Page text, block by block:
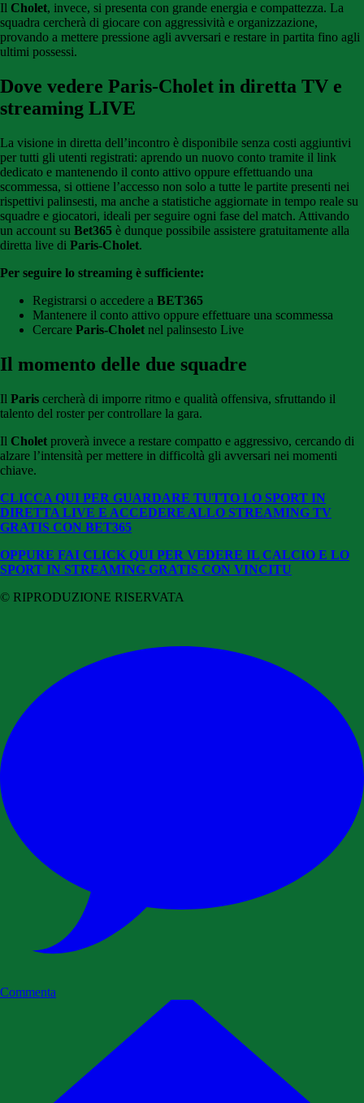
Il Cholet, invece, si presenta con grande energia e compattezza. La
squadra cercherà di giocare con aggressività e organizzazione,
provando a mettere pressione agli avversari e restare in partita fino agli
ultimi possessi.
Dove vedere Paris-Cholet in diretta TV e
streaming LIVE
La visione in diretta dell’incontro è disponibile senza costi aggiuntivi
per tutti gli utenti registrati: aprendo un nuovo conto tramite il link
dedicato e mantenendo il conto attivo oppure effettuando una
scommessa, si ottiene l’accesso non solo a tutte le partite presenti nei
rispettivi palinsesti, ma anche a statistiche aggiornate in tempo reale su
squadre e giocatori, ideali per seguire ogni fase del match. Attivando
un account su Bet365 è dunque possibile assistere gratuitamente alla
diretta live di Paris-Cholet.
Per seguire lo streaming è sufficiente:
Registrarsi o accedere a BET365
Mantenere il conto attivo oppure effettuare una scommessa
Cercare Paris-Cholet nel palinsesto Live
Il momento delle due squadre
Il Paris cercherà di imporre ritmo e qualità offensiva, sfruttando il
talento del roster per controllare la gara.
Il Cholet proverà invece a restare compatto e aggressivo, cercando di
alzare l’intensità per mettere in difficoltà gli avversari nei momenti
chiave.
CLICCA QUI PER GUARDARE TUTTO LO SPORT IN
DIRETTA LIVE E ACCEDERE ALLO STREAMING TV
GRATIS CON BET365
OPPURE FAI CLICK QUI PER VEDERE IL CALCIO E LO
SPORT IN STREAMING GRATIS CON VINCITU
© RIPRODUZIONE RISERVATA
Commenta